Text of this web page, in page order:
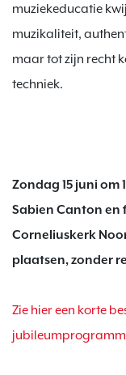
muziekeducatie
muzikaliteit,
maar tot zijn recht
techniek.
Zondag 15 juni om
Sabien Canton en
Corneliuskerk
plaatsen, zonder
Zie hier een korte